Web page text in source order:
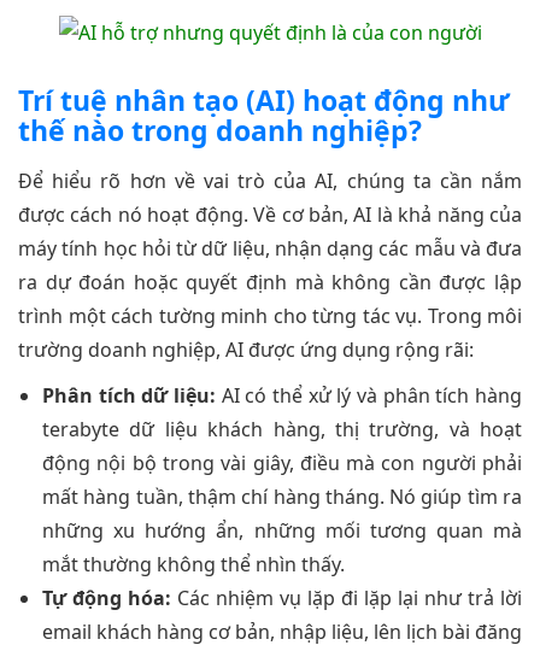
Trí tuệ nhân tạo (AI) hoạt động như
thế nào trong doanh nghiệp?
Để hiểu rõ hơn về vai trò của AI, chúng ta cần nắm
được cách nó hoạt động. Về cơ bản, AI là khả năng của
máy tính học hỏi từ dữ liệu, nhận dạng các mẫu và đưa
ra dự đoán hoặc quyết định mà không cần được lập
trình một cách tường minh cho từng tác vụ. Trong môi
trường doanh nghiệp, AI được ứng dụng rộng rãi:
Phân tích dữ liệu: AI có thể xử lý và phân tích hàng
terabyte dữ liệu khách hàng, thị trường, và hoạt
động nội bộ trong vài giây, điều mà con người phải
mất hàng tuần, thậm chí hàng tháng. Nó giúp tìm ra
những xu hướng ẩn, những mối tương quan mà
mắt thường không thể nhìn thấy.
Tự động hóa: Các nhiệm vụ lặp đi lặp lại như trả lời
email khách hàng cơ bản, nhập liệu, lên lịch bài đăng